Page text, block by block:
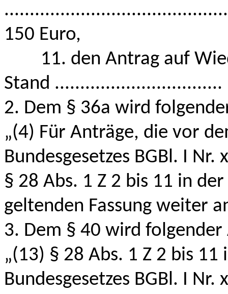
150 Euro,
11. den Antrag auf
Stand
2. Dem § 36a wird
„(4) Für Anträge, die vor
Bundesgesetzes BGBl. I
§ 28 Abs. 1 Z 2 bis 11 in
geltenden Fassung weiter
3. Dem § 40 wird folgender
„(13) § 28 Abs. 1 Z 2 bis 11
Bundesgesetzes BGBl. I